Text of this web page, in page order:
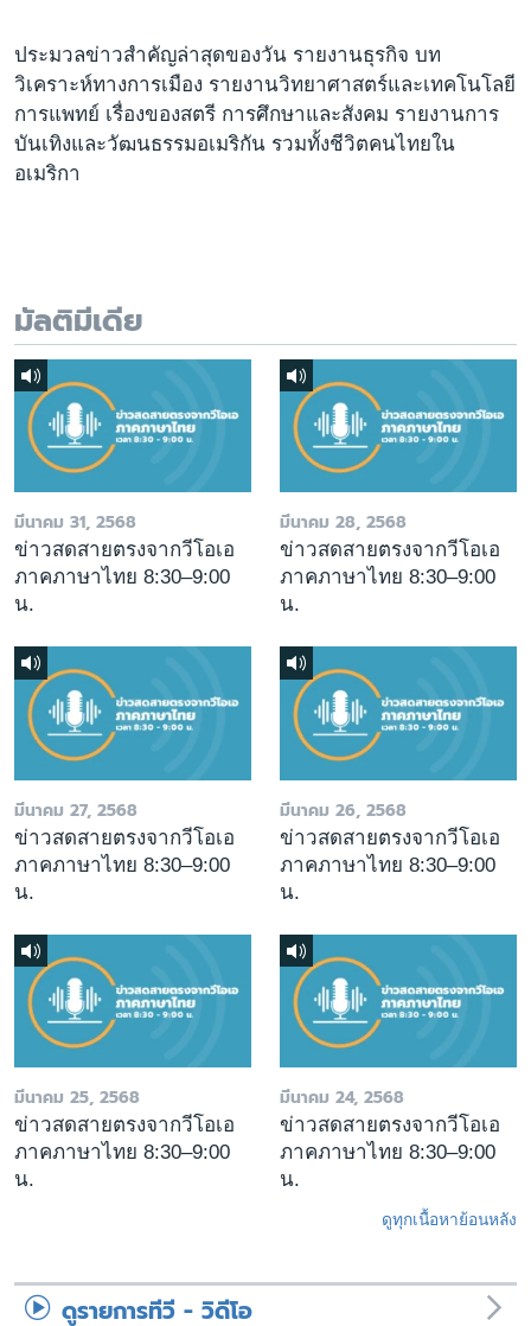
ประมวลข่าวสำคัญล่าสุดของวัน รายงานธุรกิจ บท
วิเคราะห์ทางการเมือง รายงานวิทยาศาสตร์และเทคโนโลยี
การแพทย์ เรื่องของสตรี การศึกษาและสังคม รายงานการ
บันเทิงและวัฒนธรรมอเมริกัน รวมทั้งชีวิตคนไทยใน
อเมริกา
มัลติมีเดีย
มีนาคม 31, 2568
ข่าวสดสายตรงจากวีโอเอ
ภาคภาษาไทย 8:30–9:00
น.
มีนาคม 28, 2568
ข่าวสดสายตรงจากวีโอเอ
ภาคภาษาไทย 8:30–9:00
น.
มีนาคม 27, 2568
ข่าวสดสายตรงจากวีโอเอ
ภาคภาษาไทย 8:30–9:00
น.
มีนาคม 26, 2568
ข่าวสดสายตรงจากวีโอเอ
ภาคภาษาไทย 8:30–9:00
น.
มีนาคม 25, 2568
ข่าวสดสายตรงจากวีโอเอ
ภาคภาษาไทย 8:30–9:00
น.
มีนาคม 24, 2568
ข่าวสดสายตรงจากวีโอเอ
ภาคภาษาไทย 8:30–9:00
น.
ดูทุกเนื้อหาย้อนหลัง
ดูรายการทีวี - วิดีโอ